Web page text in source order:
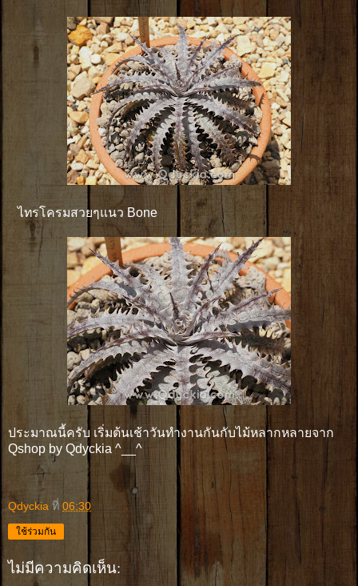
ไทรโครมสวยๆแนว Bone
ประมาณนี้ครับ เริ่มต้นเช้าวันทำงานกันกับไม้หลากหลายจาก
Qshop by Qdyckia ^__^
Qdyckia ที่ 06:30
ใช้ร่วมกัน
ไม่มีความคิดเห็น: